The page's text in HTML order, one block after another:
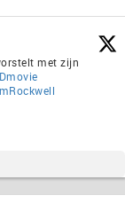
met zijn